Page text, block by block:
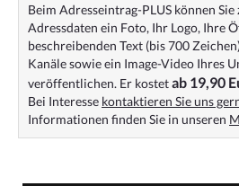
Beim Adresseintrag-PLUS können
Adressdaten ein Foto, Ihr Logo, Ihre
beschreibenden Text (bis 700
Kanäle sowie ein Image-Video Ihres
veröffentlichen. Er kostetab 19,90
Bei Interesse kontaktieren Sie uns
Informationen finden Sie in unseren